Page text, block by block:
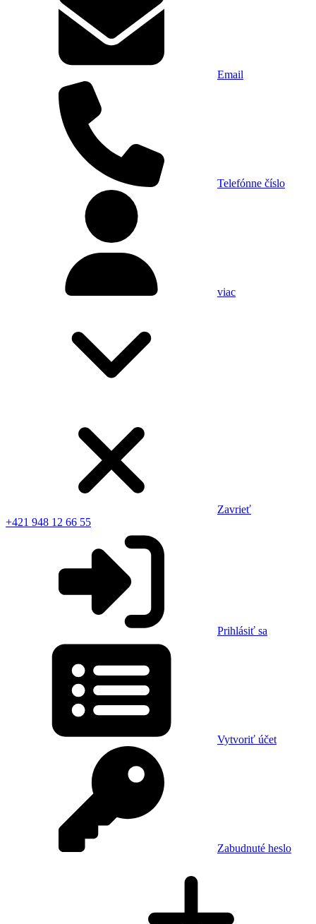
Email
Telefónne číslo
viac
Zavrieť
+421 948 12 66 55
Prihlásiť sa
Vytvoriť účet
Zabudnuté heslo